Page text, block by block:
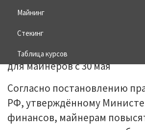
Майнинг
Стекинг
Таблица курсов
Согласно постановлению
РФ, утверждённому
финансов, майнерам